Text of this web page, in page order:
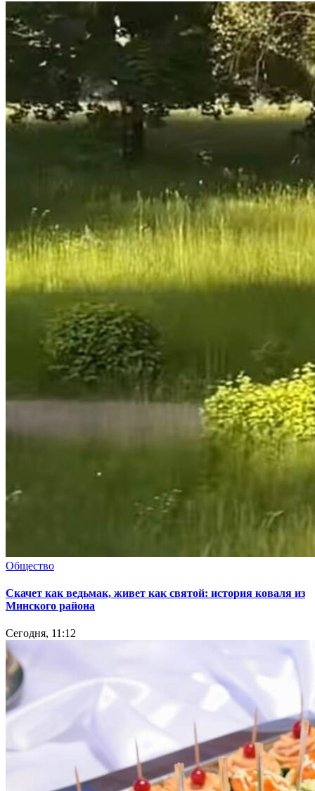
Общество
Скачет как ведьмак, живет как святой: история коваля из
Минского района
Сегодня, 11:12